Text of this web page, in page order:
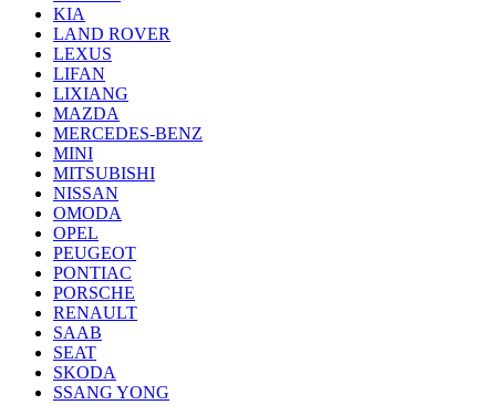
KIA
LAND ROVER
LEXUS
LIFAN
LIXIANG
MAZDA
MERCEDES-BENZ
MINI
MITSUBISHI
NISSAN
OMODA
OPEL
PEUGEOT
PONTIAC
PORSCHE
RENAULT
SAAB
SEAT
SKODA
SSANG YONG